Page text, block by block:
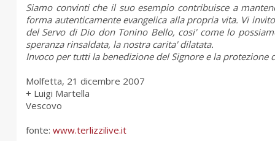
Siamo convinti che il suo esempio contribuisce a
forma autenticamente evangelica alla propria vita. Vi
del Servo di Dio don Tonino Bello, cosi' come lo
speranza rinsaldata, la nostra carita' dilatata.
Invoco per tutti la benedizione del Signore e la protezione
Molfetta, 21 dicembre 2007
+ Luigi Martella
Vescovo
fonte: www.terlizzilive.it